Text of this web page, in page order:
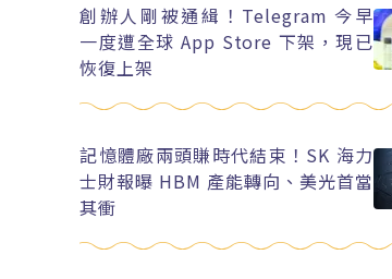
創辦人剛被通緝！Telegram 今早
一度遭全球 App Store 下架，現已
恢復上架
記憶體廠兩頭賺時代結束！SK 海力
士財報曝 HBM 產能轉向、美光首當
其衝